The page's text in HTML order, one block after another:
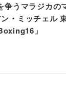
争うマラジカの
・ミッチェル
」